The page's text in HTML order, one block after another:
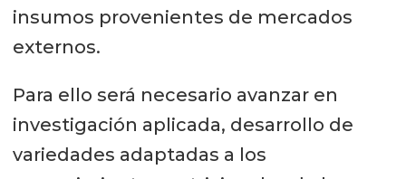
insumos provenientes de mercados
externos.
Para ello será necesario avanzar en
investigación aplicada, desarrollo de
variedades adaptadas a los